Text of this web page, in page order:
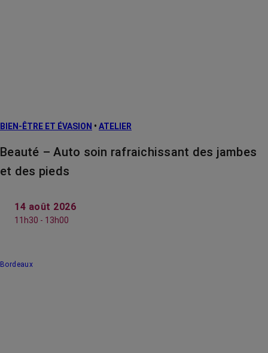
BIEN-ÊTRE ET ÉVASION • ATELIER
Beauté – Auto soin rafraichissant des jambes
et des pieds
14 août 2026
11h30 - 13h00
Bordeaux